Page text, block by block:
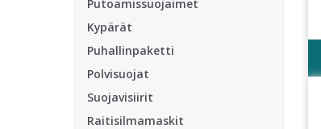
Putoamissuojaimet
Kypärät
Puhallinpaketti
Polvisuojat
Suojavisiirit
Raitisilmamaskit